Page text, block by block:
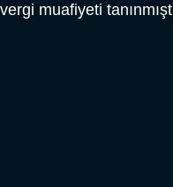
vergi muafiyeti